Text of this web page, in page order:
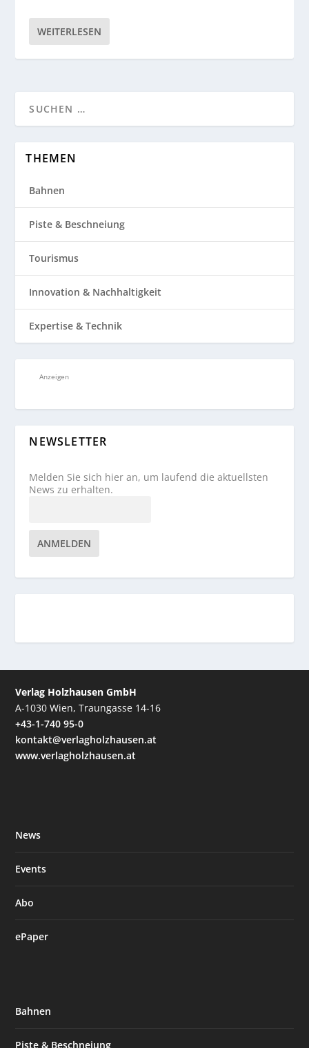
WEITERLESEN
THEMEN
Bahnen
Piste & Beschneiung
Tourismus
Innovation & Nachhaltigkeit
Expertise & Technik
Anzeigen
NEWSLETTER
Melden Sie sich hier an, um laufend die aktuellsten
News zu erhalten.
ANMELDEN
Verlag Holzhausen GmbH
A-1030 Wien, Traungasse 14-16
+43-1-740 95-0
kontakt@verlagholzhausen.at
www.verlagholzhausen.at
News
Events
Abo
ePaper
Bahnen
Piste & Beschneiung